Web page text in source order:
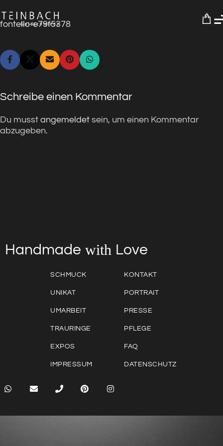
0
fontello-e79f5378
Schreibe einen Kommentar
Du musst angemeldet sein, um einen Kommentar
abzugeben.
Handmade with Love
SCHMUCK
UNIKAT
UMARBEIT
TRAURINGE
EXPOS
IMPRESSUM
KONTAKT
PORTRAIT
PRESSE
PFLEGE
FAQ
DATENSCHUTZ